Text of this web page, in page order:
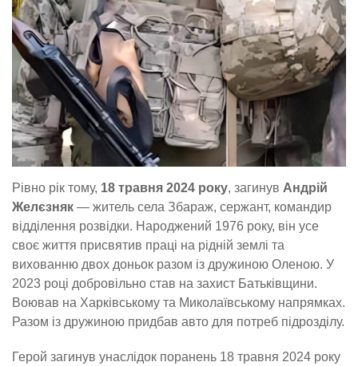
Рівно рік тому, 18 травня 2024 року, загинув Андрій
Желєзняк — житель села Збараж, сержант, командир
відділення розвідки. Народжений 1976 року, він усе
своє життя присвятив праці на рідній землі та
вихованню двох доньок разом із дружиною Оленою. У
2023 році добровільно став на захист Батьківщини.
Воював на Харківському та Миколаївському напрямках.
Разом із дружиною придбав авто для потреб підрозділу.
Герой загинув унаслідок поранень 18 травня 2024 року